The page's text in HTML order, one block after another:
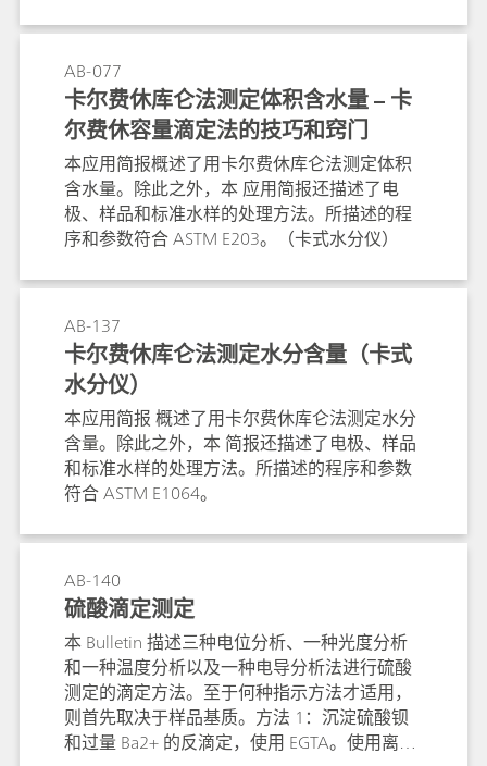
AB-077
卡尔费休库仑法测定体积含水量 – 卡
尔费休容量滴定法的技巧和窍门
本应用简报概述了用卡尔费休库仑法测定体积
含水量。除此之外，本 应用简报还描述了电
极、样品和标准水样的处理方法。所描述的程
序和参数符合 ASTM E203。（卡式水分仪）
AB-137
卡尔费休库仑法测定水分含量（卡式
水分仪）
本应用简报 概述了用卡尔费休库仑法测定水分
含量。除此之外，本 简报还描述了电极、样品
和标准水样的处理方法。所描述的程序和参数
符合 ASTM E1064。
AB-140
硫酸滴定测定
本 Bulletin 描述三种电位分析、一种光度分析
和一种温度分析以及一种电导分析法进行硫酸
测定的滴定方法。至于何种指示方法才适用，
则首先取决于样品基质。方法 1：沉淀硫酸钡
和过量 Ba2+ 的反滴定，使用 EGTA。使用离子